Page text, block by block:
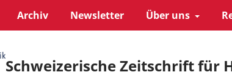
Archiv Newsletter Über uns
Schweizerische Zeitschrift für